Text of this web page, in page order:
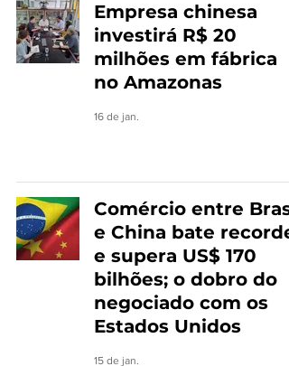
Empresa chinesa
investirá R$ 20
milhões em fábrica
no Amazonas
16 de jan.
Comércio entre
e China bate recorde
e supera US$ 170
bilhões; o dobro do
negociado com os
Estados Unidos
15 de jan.